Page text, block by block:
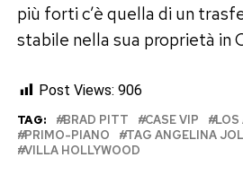
più forti c’è quella di un
stabile nella sua proprietà in
Post Views: 906
TAG: BRAD PITT CASE VIP
LOS
PRIMO-PIANO
TAG ANGELINA
VILLA HOLLYWOOD